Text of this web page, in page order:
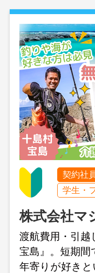
契約社
学生・
株式会社マ
渡航費用・引越
宝島』。短期
年寄りが好き